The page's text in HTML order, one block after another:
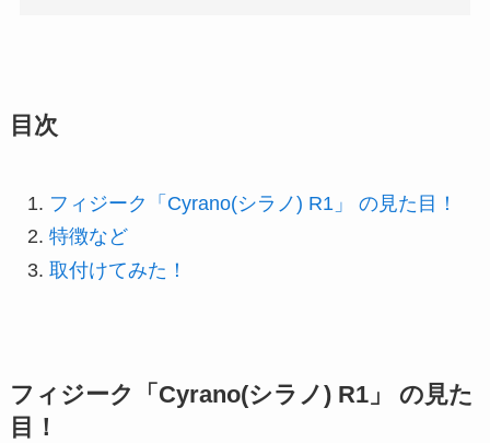
目次
フィジーク「Cyrano(シラノ) R1」 の見た目！
特徴など
取付けてみた！
フィジーク「Cyrano(シラノ) R1」 の見た
目！